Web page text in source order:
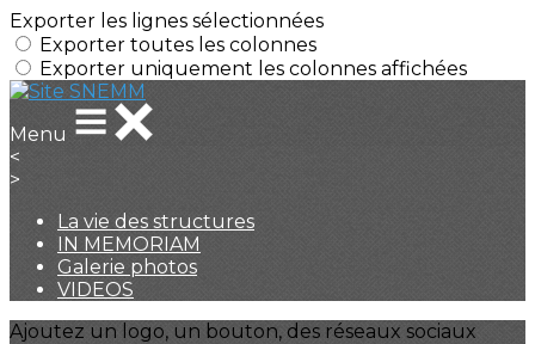
Exporter les lignes sélectionnées
Exporter toutes les colonnes
Exporter uniquement les colonnes affichées
Menu
<
>
La vie des structures
IN MEMORIAM
Galerie photos
VIDEOS
Ajoutez un logo, un bouton, des réseaux sociaux